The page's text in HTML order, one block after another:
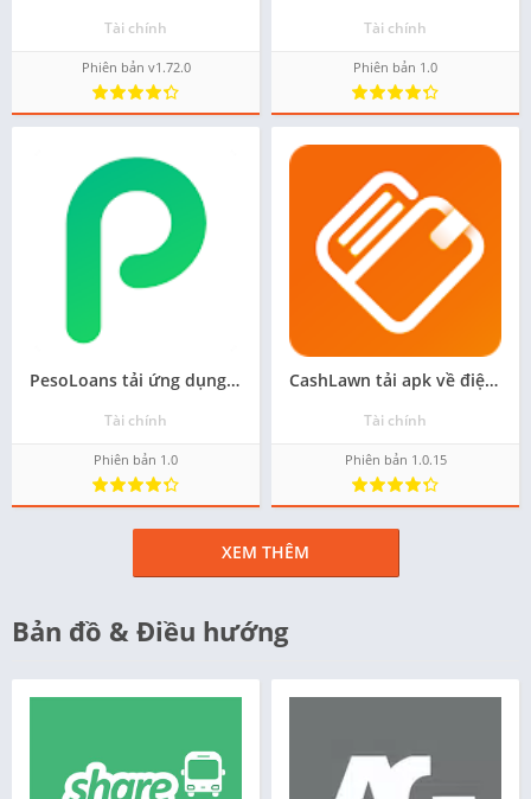
Tài chính
Phiên bản v1.72.0
Tài chính
Phiên bản 1.0
PesoLoans tải ứng dụng android - Miễn phí
Tài chính
Phiên bản 1.0
CashLawn tải apk về điện thoại - Miễn phí
Tài chính
Phiên bản 1.0.15
XEM THÊM
Bản đồ & Điều hướng